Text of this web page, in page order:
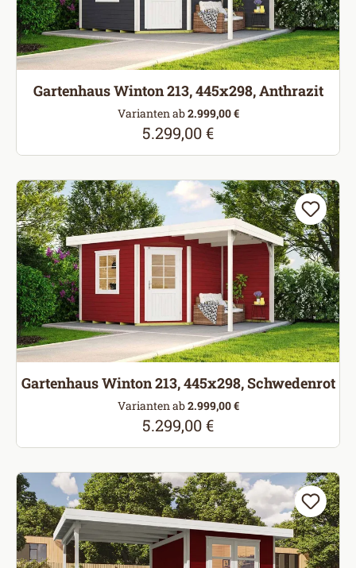
Gartenhaus Winton 213, 445x298, Anthrazit
Varianten ab2.999,00 €
Regulärer Preis:
5.299,00 €
Gartenhaus Winton 213, 445x298, Schwedenrot
Varianten ab2.999,00 €
Regulärer Preis:
5.299,00 €